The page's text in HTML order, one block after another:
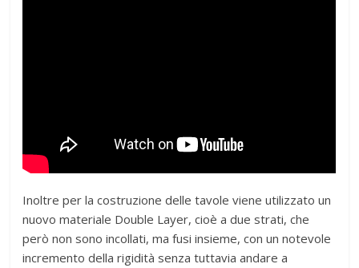
Inoltre per la costruzione delle tavole viene utilizzato un
nuovo materiale Double Layer, cioè a due strati, che
però non sono incollati, ma fusi insieme, con un notevole
incremento della rigidità senza tuttavia andare a